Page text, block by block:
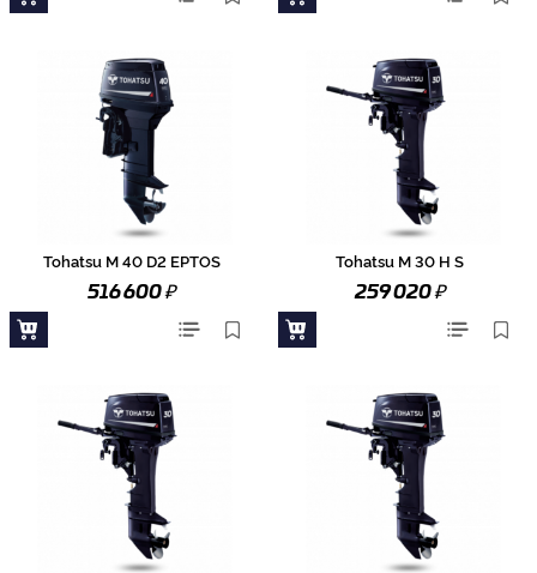
Tohatsu M 40 D2 EPTOS
516 600₽
Tohatsu M 30 H S
259 020₽